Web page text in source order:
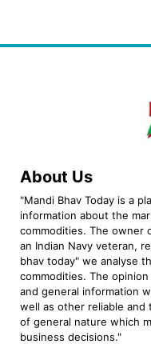
About Us
"Mandi Bhav Today is a
information about the
commodities. The owner
an Indian Navy veteran,
bhav today" we analyse
commodities. The
and general information
well as other reliable
of general nature which
business decisions."